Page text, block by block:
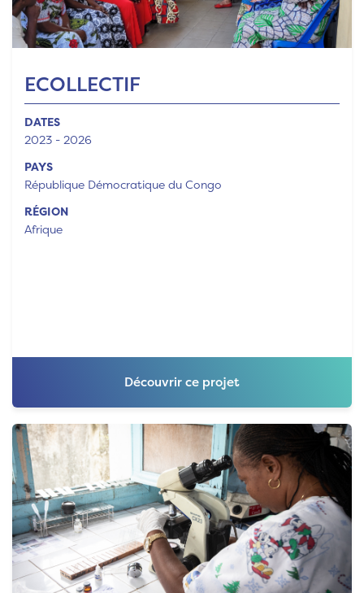
ECOLLECTIF
DATES
2023 - 2026
PAYS
République Démocratique du Congo
RÉGION
Afrique
Découvrir ce projet